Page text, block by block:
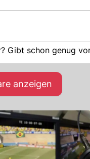
Gibt schon genug
anzeigen